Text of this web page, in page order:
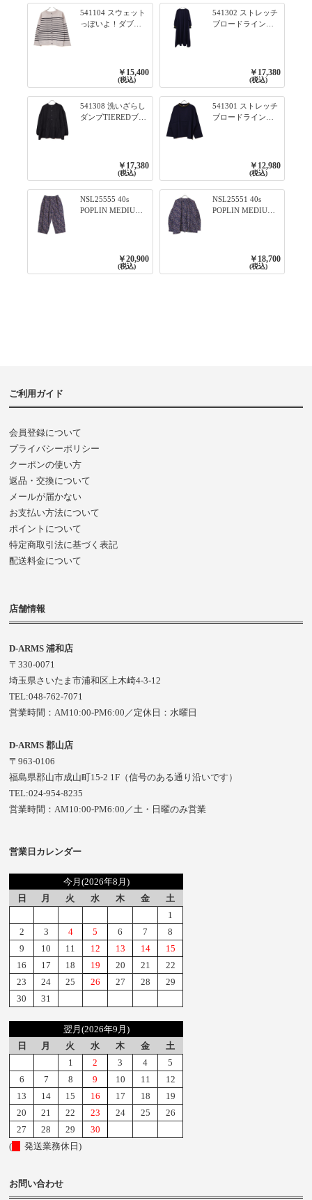
541104 スウェット
っぽいよ！ダブル
プルオーバー 101オ
フベージュ×ネイビ
ー／レッド
￥15,400
(税込)
541302 ストレッチ
ブロードライン入
ワンピース 79ネイ
￥17,380
(税込)
541308 洗いざらし
ダンプTIEREDブシ
￥17,380
(税込)
541301 ストレッチ
ブロードライン入
リブプルオーバー
79ネイビー
￥12,980
(税込)
NSL25555 40s
POPLIN MEDIUM
￥20,900
(税込)
NSL25551 40s
POPLIN MEDIUM
3800NAVY BASE
￥18,700
(税込)
ご利用ガイド
会員登録について
プライバシーポリシー
クーポンの使い方
返品・交換について
メールが届かない
お支払い方法について
ポイントについて
特定商取引法に基づく表記
配送料金について
店舗情報
D-ARMS 浦和店
〒330-0071
埼玉県さいたま市浦和区上木崎4-3-12
TEL:048-762-7071
営業時間：AM10:00-PM6:00／定休日：水曜日
D-ARMS 郡山店
〒963-0106
福島県郡山市成山町15-2 1F（信号のある通り沿いです）
TEL:024-954-8235
営業時間：AM10:00-PM6:00／土・日曜のみ営業
営業日カレンダー
今月(2026年8月)
日
月 火 水 木 金
土
1
2
3 4 5 6 7
8
9
10 11 12 13 14
15
16
17 18 19 20 21
22
23
24 25 26 27 28
29
30
31
翌月(2026年9月)
日
月 火 水 木 金
土
1
2 3 4
5
6
7 8 9 10 11
12
13
14 15 16 17 18
19
20
21 22 23 24 25
26
27
28 29
30
(
発送業務休日)
お問い合わせ